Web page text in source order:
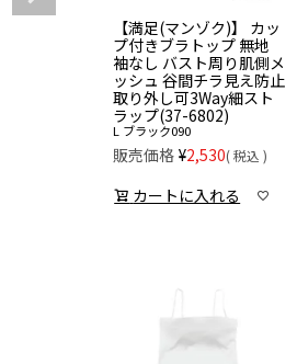
【満足(マンゾク)】 カッ
プ付きブラトップ 無地
袖なし バスト周り肌側メ
ッシュ 谷間チラ見え防止
取り外し可3Way細スト
ラップ(37-6802)
L ブラック090
販売価格 ¥2,530 税込
カートに入れる